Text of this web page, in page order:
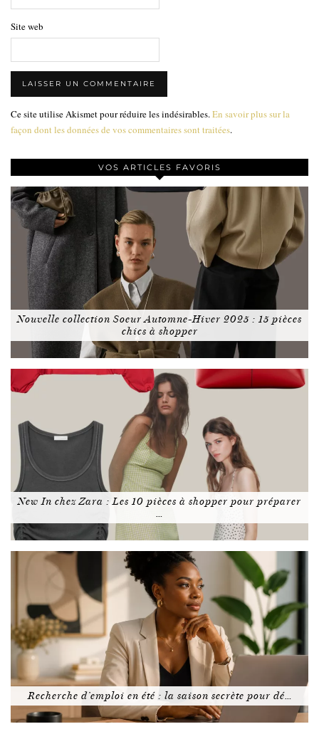
Site web
Ce site utilise Akismet pour réduire les indésirables. En savoir plus sur la
façon dont les données de vos commentaires sont traitées.
VOS ARTICLES FAVORIS
Nouvelle collection Soeur Automne-Hiver 2025 : 15 pièces
chics à shopper
New In chez Zara : Les 10 pièces à shopper pour préparer
…
Recherche d’emploi en été : la saison secrète pour dé…